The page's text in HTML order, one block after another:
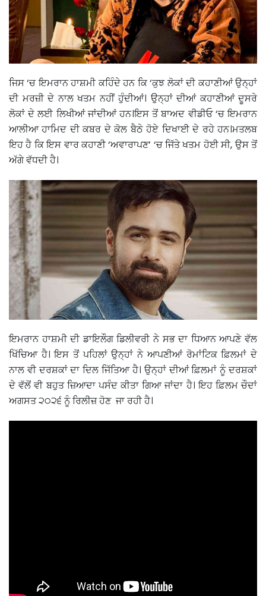
ਜਿਸ ‘ਚ ਇਮਰਾਨ ਹਾਸ਼ਮੀ ਕਹਿੰਦੇ ਹਨ ਕਿ ‘ਕੁਝ ਲੋਕਾਂ ਦੀ ਕਹਾਣੀਆਂ ਉਨ੍ਹਾਂ
ਦੀ ਮਰਜ਼ੀ ਦੇ ਨਾਲ ਖਤਮ ਨਹੀਂ ਹੁੰਦੀਆਂ। ਉਨ੍ਹਾਂ ਦੀਆਂ ਕਹਾਣੀਆਂ ਦੂਸਰੇ
ਲੋਕਾਂ ਦੇ ਲਈ ਲਿਖੀਆਂ ਜਾਂਦੀਆਂ ਹਨ।ਇਸ ਤੋਂ ਬਾਅਦ ਵੀਡੀਓ ‘ਚ ਇਮਰਾਨ
ਆਲੀਆ ਹਾਮਿਦ ਦੀ ਕਬਰ ਦੇ ਕੋਲ ਬੈਠੇ ਹੋਏ ਦਿਖਾਈ ਦੇ ਰਹੇ ਹਨ।ਮਤਲਬ
ਇਹ ਹੈ ਕਿ ਇਸ ਵਾਰ ਕਹਾਣੀ ‘ਅਵਾਰਾਪਣ’ ‘ਚ ਜਿੱਤੇ ਖਤਮ ਹੋਈ ਸੀ, ਉਸ ਤੋਂ
ਅੱਗੇ ਵੱਧਦੀ ਹੈ।
ਇਮਰਾਨ ਹਾਸ਼ਮੀ ਦੀ ਡਾਇਲੌਗ ਡਿਲੀਵਰੀ ਨੇ ਸਭ ਦਾ ਧਿਆਨ ਆਪਣੇ ਵੱਲ
ਖਿੱਚਿਆ ਹੈ। ਇਸ ਤੋਂ ਪਹਿਲਾਂ ਉਨ੍ਹਾਂ ਨੇ ਆਪਣੀਆਂ ਰੋਮਾਂਟਿਕ ਫ਼ਿਲਮਾਂ ਦੇ
ਨਾਲ ਵੀ ਦਰਸ਼ਕਾਂ ਦਾ ਦਿਲ ਜਿੱਤਿਆ ਹੈ। ਉਨ੍ਹਾਂ ਦੀਆਂ ਫ਼ਿਲਮਾਂ ਨੂੰ ਦਰਸ਼ਕਾਂ
ਦੇ ਵੱਲੋਂ ਵੀ ਬਹੁਤ ਜ਼ਿਆਦਾ ਪਸੰਦ ਕੀਤਾ ਗਿਆ ਜਾਂਦਾ ਹੈ। ਇਹ ਫ਼ਿਲਮ ਚੌਦਾਂ
ਅਗਸਤ ੨੦੨੬ ਨੂੰ ਰਿਲੀਜ਼ ਹੋਣ ਜਾ ਰਹੀ ਹੈ।